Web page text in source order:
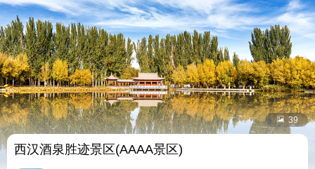
 39
西汉酒泉胜迹景区(AAAA景区)
